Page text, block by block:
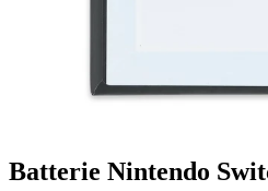
Batterie Nintendo